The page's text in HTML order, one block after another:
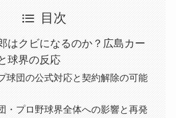
目次
はクビになるのか？広島カー
球界の反応
球団の公式対応と契約解除の可能
・プロ野球界全体への影響と再発